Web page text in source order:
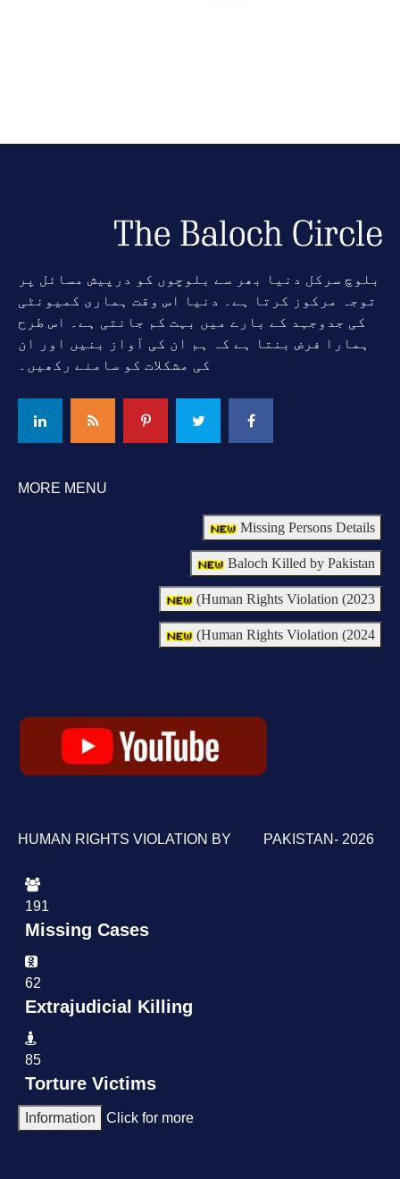
بلوچ سرکل دنیا بھر سے بلوچوں کو درپیش مسائل پر
توجہ مرکوز کرتا ہے۔ دنیا اس وقت ہماری کمیونٹی
کی جدوجہد کے بارے میں بہت کم جانتی ہے۔ اس طرح
ہمارا فرض بنتا ہے کہ ہم ان کی آواز بنیں اور ان
کی مشکلات کو سامنے رکھیں۔
MORE MENU
Missing Persons Details
Baloch Killed by Pakistan
Human Rights Violation (2023)
Human Rights Violation (2024)
HUMAN RIGHTS VIOLATION BY PAKISTAN- 2026
191
Missing Cases
62
Extrajudicial Killing
85
Torture Victims
Click for more
Information